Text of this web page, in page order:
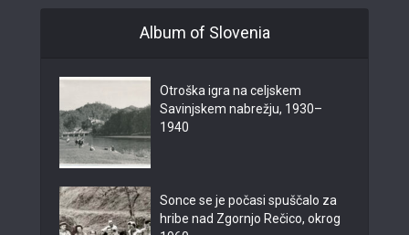
Album of Slovenia
Otroška igra na celjskem
Savinjskem nabrežju, 1930–
1940
Sonce se je počasi spuščalo za
hribe nad Zgornjo Rečico, okrog